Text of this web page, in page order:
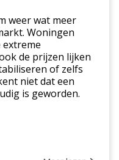
weer wat meer
Woningen
de prijzen lijken
of zelfs
niet dat een
is geworden.